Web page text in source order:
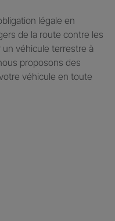
légale en
de la route contre les
véhicule terrestre à
proposons des
véhicule en toute